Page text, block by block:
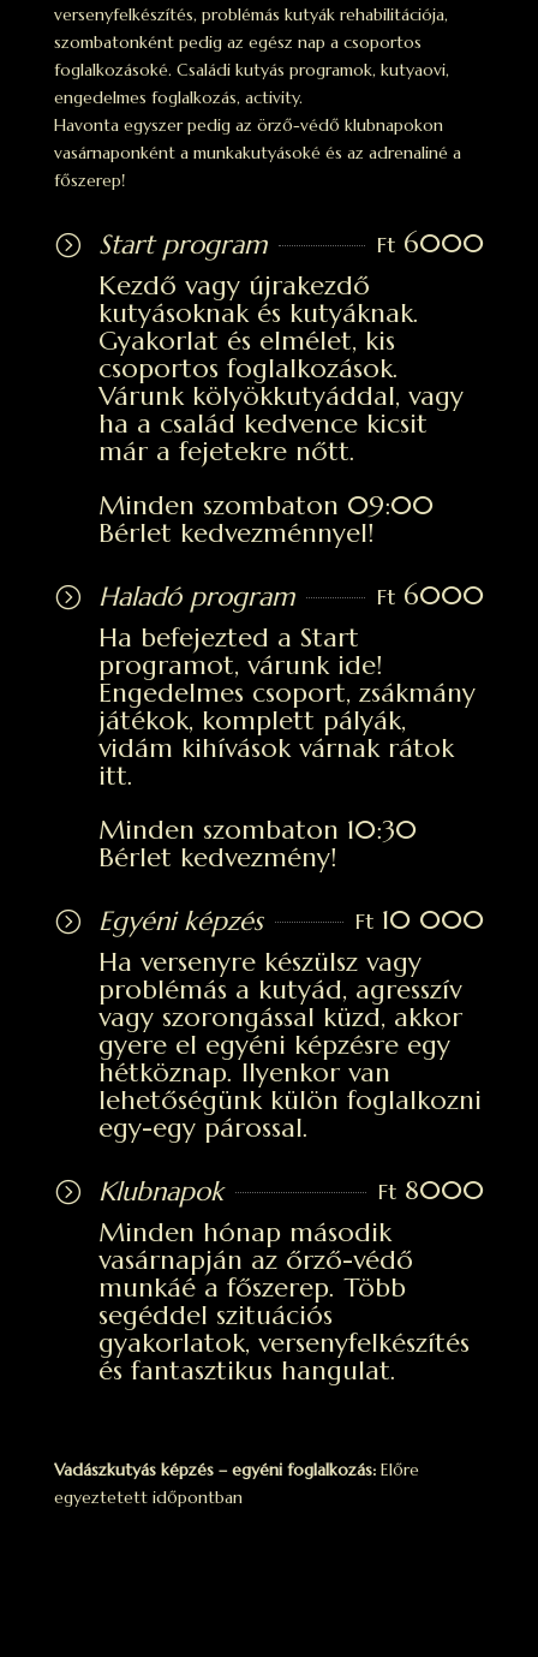
versenyfelkészítés, problémás kutyák rehabilitációja,
szombatonként pedig az egész nap a csoportos
foglalkozásoké. Családi kutyás programok, kutyaovi,
engedelmes foglalkozás, activity.
Havonta egyszer pedig az örző-védő klubnapokon
vasárnaponként a munkakutyásoké és az adrenaliné a
főszerep!
= Start program Ft 6000
Kezdő vagy újrakezdő
kutyásoknak és kutyáknak.
Gyakorlat és elmélet, kis
csoportos foglalkozások.
Várunk kölyökkutyáddal, vagy
ha a család kedvence kicsit
már a fejetekre nőtt.
Minden szombaton 09:00
Bérlet kedvezménnyel!
= Haladó program Ft 6000
Ha befejezted a Start
programot, várunk ide!
Engedelmes csoport, zsákmány
játékok, komplett pályák,
vidám kihívások várnak rátok
itt.
Minden szombaton 10:30
Bérlet kedvezmény!
= Egyéni képzés Ft 10 000
Ha versenyre készülsz vagy
problémás a kutyád, agresszív
vagy szorongással küzd, akkor
gyere el egyéni képzésre egy
hétköznap. Ilyenkor van
lehetőségünk külön foglalkozni
egy-egy párossal.
= Klubnapok Ft 8000
Minden hónap második
vasárnapján az őrző-védő
munkáé a főszerep. Több
segéddel szituációs
gyakorlatok, versenyfelkészítés
és fantasztikus hangulat.
Vadászkutyás képzés – egyéni foglalkozás: Előre
egyeztetett időpontban